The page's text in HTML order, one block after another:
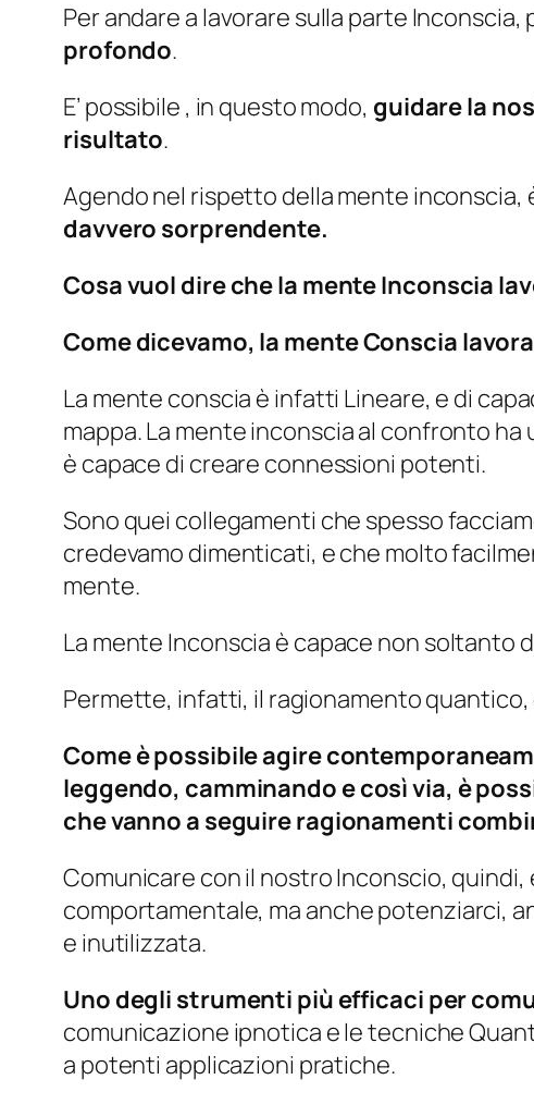
Per andare a lavorare sulla parte
profondo.
E’ possibile , in questo modo, guidare la
risultato.
Agendo nel rispetto della mente inconscia,
davvero sorprendente.
Cosa vuol dire che la mente Inconscia
Come dicevamo, la mente Conscia
La mente conscia è infatti Lineare, e di
mappa. La mente inconscia al confronto
è capace di creare connessioni potenti.
Sono quei collegamenti che spesso
credevamo dimenticati, e che molto
mente.
La mente Inconscia è capace non soltanto
Permette, infatti, il ragionamento quantico,
Come è possibile agire
leggendo, camminando e così via, è
che vanno a seguire ragionamenti
Comunicare con il nostro Inconscio,
comportamentale, ma anche potenziarci,
e inutilizzata.
Uno degli strumenti più efficaci per
comunicazione ipnotica e le tecniche
a potenti applicazioni pratiche.